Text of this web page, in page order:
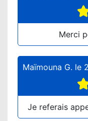
Merci
Maïmouna G. le
Je referais